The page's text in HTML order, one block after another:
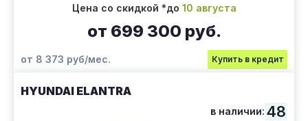
Цена со скидкой *до 10 августа
от 699 300 руб.
от 8 373 руб/мес. Купить в кредит
HYUNDAI ELANTRA
в наличии: 48